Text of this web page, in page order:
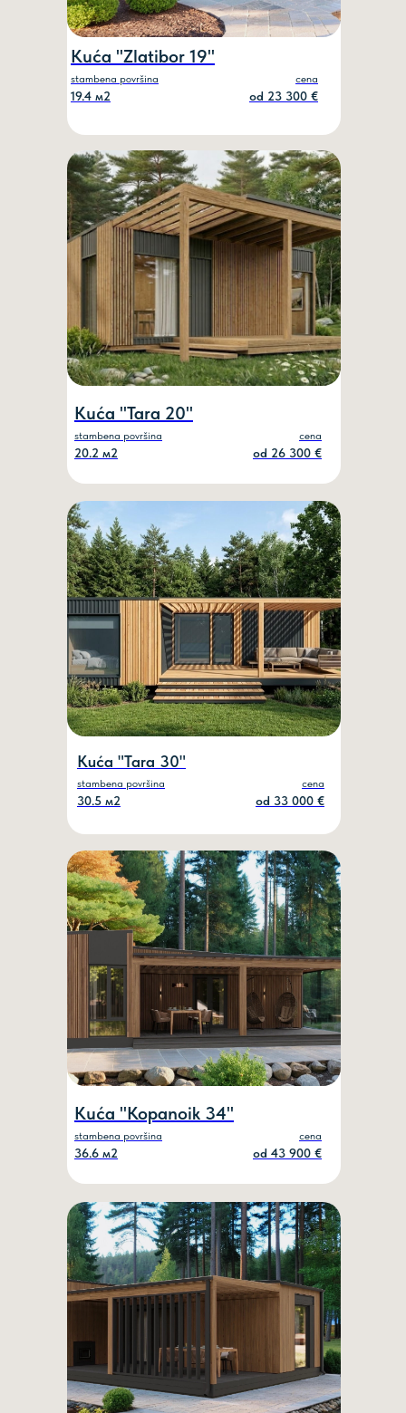
Kuća "Zlatibor 19"
stambena površina
19.4 м2
cena
od 23 300 €
Kuća "Tara 30"
stambena površina
30.5 м2
cena
od 33 000 €
Kuća "Kopanoik 34"
stambena površina
36.6 м2
cena
od 43 900 €
Kuća "Tara 20"
stambena površina
20.2 м2
cena
od 26 300 €